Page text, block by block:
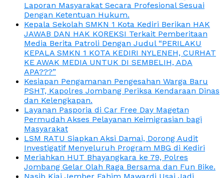
Laporan Masyarakat Secara Profesional Sesuai
Dengan Ketentuan Hukum.
Kepala Sekolah SMKN 1 Kota Kediri Berikan HAK
JAWAB DAN HAK KOREKSI Terkait Pemberitaan
Media Berita Patroli Dengan Judul “PERILAKU
KEPALA SMKN 1 KOTA KEDIRI NYLENEH, CURHAT
KE AWAK MEDIA UNTUK DI SEMBELIH, ADA
APA???”
Kesiapan Pengamanan Pengesahan Warga Baru
PSHT, Kapolres Jombang Periksa Kendaraan Dinas
dan Kelengkapan.
Layanan Pasporia di Car Free Day Magetan
Permudah Akses Pelayanan Keimigrasian bagi
Masyarakat
LSM RATU Siapkan Aksi Damai, Dorong Audit
Investigatif Menyeluruh Program MBG di Kediri
Meriahkan HUT Bhayangkara ke 79, Polres
Jombang Gelar Olah Raga Bersama dan Fun Bike.